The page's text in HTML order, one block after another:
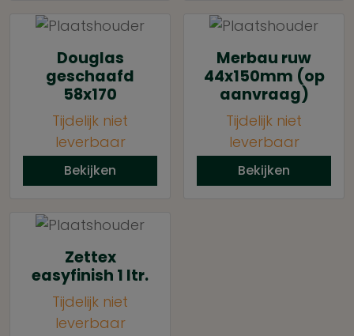
Douglas
geschaafd
58x170
Tijdelijk niet
leverbaar
Bekijken
Merbau ruw
44x150mm (op
aanvraag)
Tijdelijk niet
leverbaar
Bekijken
Zettex
easyfinish 1 ltr.
Tijdelijk niet
leverbaar